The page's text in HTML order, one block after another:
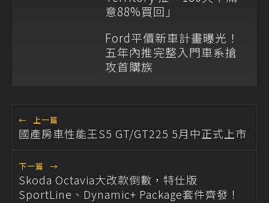
意88%買回」
Ford平價新車計畫曝光！
五年內推完整入門車系搶
攻首購族
← 上一篇
國產房車性能王S5 GT/GT225 5月中正式上市
下一篇 →
Skoda Octavia大改款倒數，特仕版
SportLine、Dynamic+ Package套件齊發！